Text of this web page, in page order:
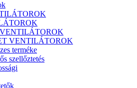
VENTILÁTOROK
terméke
szellőztetés